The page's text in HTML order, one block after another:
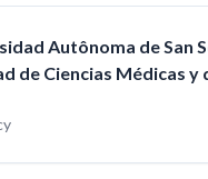
Autônoma de San
de Ciencias Médicas y